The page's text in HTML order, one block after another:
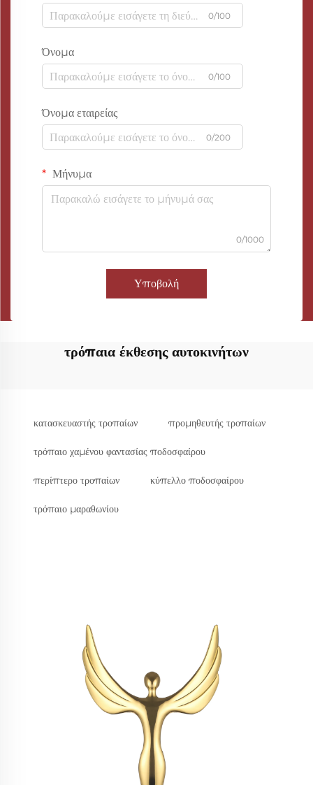
0/100
Όνομα
0/100
Όνομα εταιρείας
0/200
Μήνυμα
0/1000
Υποβολή
τρόπαια έκθεσης αυτοκινήτων
κατασκευαστής τροπαίων προμηθευτής τροπαίων
τρόπαιο χαμένου φαντασίας ποδοσφαίρου
περίπτερο τροπαίων κύπελλο ποδοσφαίρου
τρόπαιο μαραθωνίου